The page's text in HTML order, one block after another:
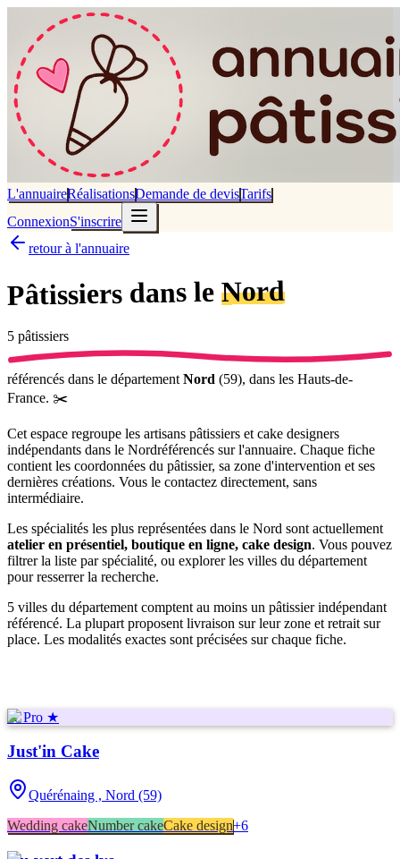
L'annuaireRéalisationsDemande de devisTarifs
ConnexionS'inscrire
retour à l'annuaire
Pâtissiers dans leNord
5 pâtissiers
référencés dans le département Nord (59), dans les Hauts-de-
France. ✂️
Cet espace regroupe les artisans pâtissiers et cake designers
indépendants dans le Nordréférencés sur l'annuaire. Chaque fiche
contient les coordonnées du pâtissier, sa zone d'intervention et ses
dernières créations. Vous le contactez directement, sans
intermédiaire.
Les spécialités les plus représentées dans le Nord sont actuellement
atelier en présentiel, boutique en ligne, cake design. Vous pouvez
filtrer la liste par spécialité, ou explorer les villes du département
pour resserrer la recherche.
5 villes du département comptent au moins un pâtissier indépendant
référencé. La plupart proposent livraison sur leur zone et retrait sur
place. Les modalités exactes sont précisées sur chaque fiche.
★ Pro ★
Just'in Cake
Quérénaing , Nord (59)
Wedding cakeNumber cakeCake design+6